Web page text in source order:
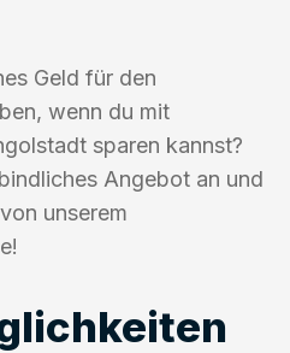
Geld für den
wenn du mit
sparen kannst?
Angebot an und
unserem